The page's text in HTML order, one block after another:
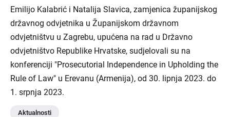
Emilijo Kalabrić i Natalija Slavica, zamjenica županijskog
državnog odvjetnika u Županijskom državnom
odvjetništvu u Zagrebu, upućena na rad u Državno
odvjetništvo Republike Hrvatske, sudjelovali su na
konferenciji "Prosecutorial Independence in Upholding the
Rule of Law" u Erevanu (Armenija), od 30. lipnja 2023. do
1. srpnja 2023.
Aktualnosti